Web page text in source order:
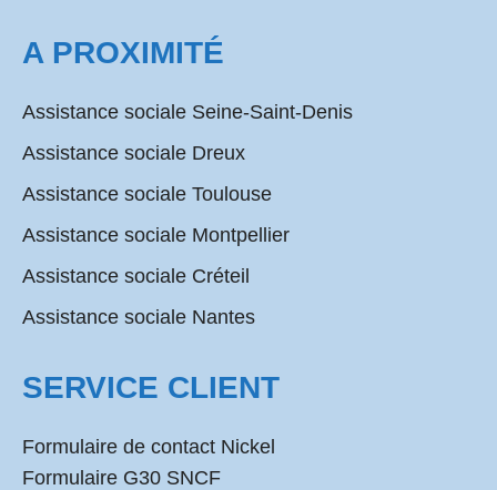
A PROXIMITÉ
Assistance sociale Seine-Saint-Denis
Assistance sociale Dreux
Assistance sociale Toulouse
Assistance sociale Montpellier
Assistance sociale Créteil
Assistance sociale Nantes
SERVICE CLIENT
Formulaire de contact Nickel
Formulaire G30 SNCF